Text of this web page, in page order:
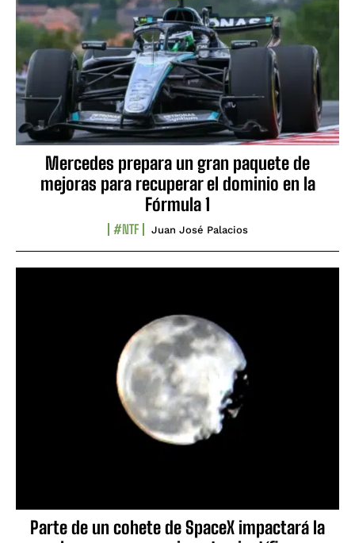
Mercedes prepara un gran paquete de
mejoras para recuperar el dominio en la
Fórmula 1
#NTF Juan José Palacios
Parte de un cohete de SpaceX impactará la